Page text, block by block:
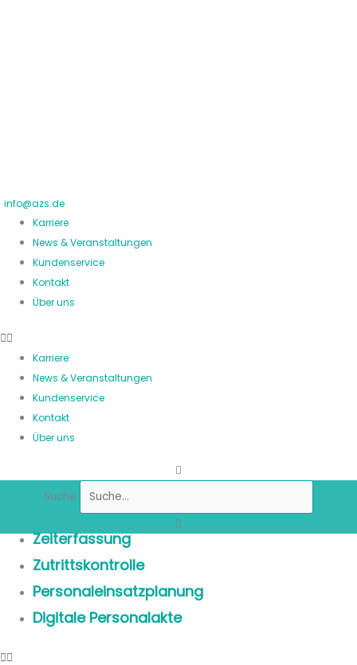
info@azs.de
Karriere
News & Veranstaltungen
Kundenservice
Kontakt
Über uns
Karriere
News & Veranstaltungen
Kundenservice
Kontakt
Über uns
Suche
Zeiterfassung
Zutrittskontrolle
Personaleinsatzplanung
Digitale Personalakte